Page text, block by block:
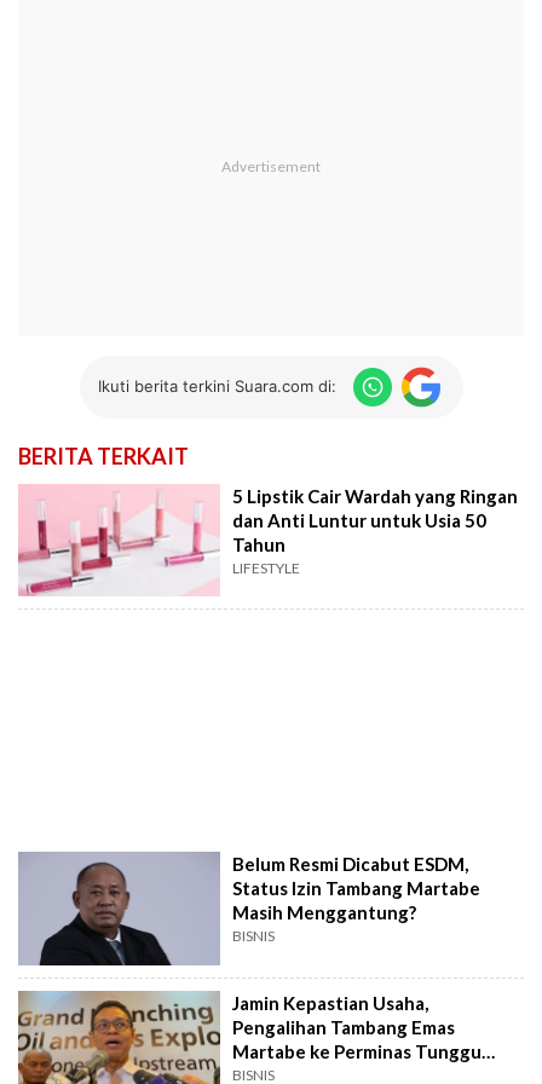
Ikuti berita terkini Suara.com di:
BERITA TERKAIT
5 Lipstik Cair Wardah yang Ringan
dan Anti Luntur untuk Usia 50
Tahun
LIFESTYLE
Belum Resmi Dicabut ESDM,
Status Izin Tambang Martabe
Masih Menggantung?
BISNIS
Jamin Kepastian Usaha,
Pengalihan Tambang Emas
Martabe ke Perminas Tunggu
Hasil Evaluasi
BISNIS